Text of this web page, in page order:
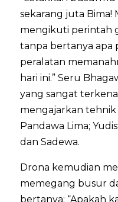
sekarang juta Bima!
mengikuti perintah
tanpa bertanya apa
peralatan
hari ini.” Seru
yang sangat
mengajarkan tehnik
Pandawa Lima;
dan Sadewa.
Drona kemudian
memegang busur
bertanya: “Apakah